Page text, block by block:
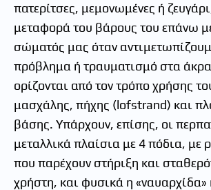
πατερίτσες, μεμονωμένες ή
μεταφορά του βάρους του επάνω
σώματός μας όταν
πρόβλημα ή τραυματισμό στα
ορίζονται από τον τρόπο χρήσης
μασχάλης, πήχης (lofstrand) και
βάσης. Υπάρχουν, επίσης, οι
μεταλλικά πλαίσια με 4 πόδια, με
που παρέχουν στήριξη και
χρήστη, και φυσικά η «ναυαρχίδα»